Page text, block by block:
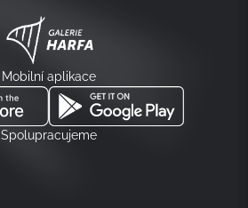
Mobilní aplikace
Spolupracujeme